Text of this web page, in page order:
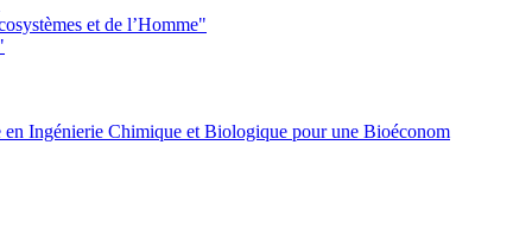
et de l’Homme"
Ingénierie Chimique et Biologique pour une Bioéconom